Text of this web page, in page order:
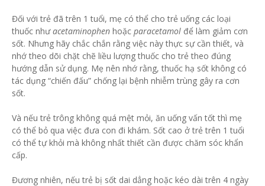
Đối với trẻ đã trên 1 tuổi, mẹ có thể cho trẻ uống các loại
thuốc nhưacetaminophen hoặc paracetamol để làm giảm cơn
sốt. Nhưng hãy chắc chắn rằng việc này thực sự cần thiết, và
nhớ theo dõi chặt chẽ liều lượng thuốc cho trẻ theo đúng
hướng dẫn sử dụng. Mẹ nên nhớ rằng, thuốc hạ sốt không có
tác dụng “chiến đấu” chống lại bệnh nhiễm trùng gây ra cơn
sốt.
Và nếu trẻ trông không quá mệt mỏi, ăn uống vấn tốt thì mẹ
có thể bỏ qua việc đưa con đi khám. Sốt cao ở trẻ trên 1 tuổi
có thể tự khỏi mà không nhất thiết cần được chăm sóc khẩn
cấp.
Đương nhiên, nếu trẻ bị sốt dai dẳng hoặc kéo dài trên 4 ngày